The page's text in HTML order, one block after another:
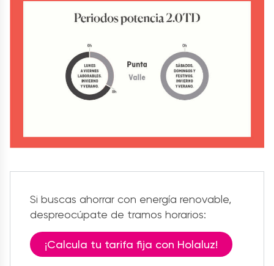
Si buscas ahorrar con energía renovable,
despreocúpate de tramos horarios:
¡Calcula tu tarifa fija con Holaluz!